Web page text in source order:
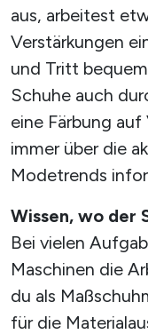
aus, arbeitest
Verstärkungen
und Tritt
Schuhe auch
eine Färbung
immer über die
Modetrends
Wissen, wo der
Bei vielen
Maschinen die
du als
für die